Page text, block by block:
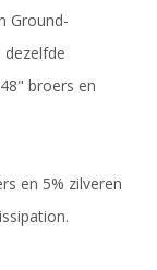
Ground-
dezelfde
broers en
en 5% zilveren